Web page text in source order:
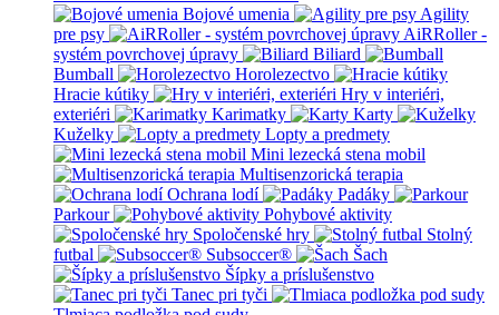
Bojové umenia
Agility
pre psy
AiRRoller -
systém povrchovej úpravy
Biliard
Bumball
Horolezectvo
Hracie kútiky
Hry v interiéri,
exteriéri
Karimatky
Karty
Kuželky
Lopty a predmety
Mini lezecká stena mobil
Multisenzorická terapia
Ochrana lodí
Padáky
Parkour
Pohybové aktivity
Spoločenské hry
Stolný
futbal
Subsoccer®
Šach
Šípky a príslušenstvo
Tanec pri tyči